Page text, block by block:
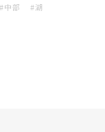
中部 湖